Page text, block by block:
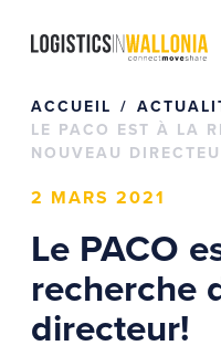
ACCUEIL
LE PACO EST À LA
NOUVEAU
2 MARS 2021
Le PACO
recherche
directeur!